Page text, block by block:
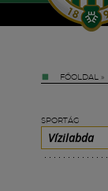
FŐOLDAL »
SPORTÁG
Vízilabda